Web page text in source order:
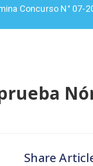
Concurso N° 07-
Share